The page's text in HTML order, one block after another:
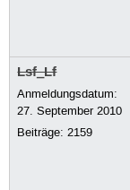
Lsf_Lf
Anmeldungsdatum:
27. September 2010
Beiträge:2159